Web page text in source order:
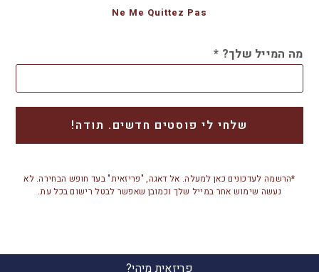
Ne Me Quittez Pas
מה המייל שלך? *
*הרשמה לעדכונים כאן למעלה. אל דאגה, "פריזאית" בעד חופש הבחירה. לא
נעשה שימוש אחר במייל שלך וכמובן שאפשר לבטל רישום בכל עת.
פריזאית מיהי?